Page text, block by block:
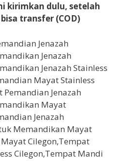
kirimkan dulu, setelah
transfer (COD)